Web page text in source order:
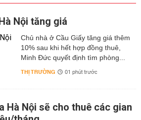
Nội tăng giá
Chủ nhà ở Cầu Giấy tăng giá thêm
10% sau khi hết hợp đồng thuê,
Minh Đức quyết định tìm phòng...
THỊ TRƯỜNG 01 phút trước
Hà Nội sẽ cho thuê các gian